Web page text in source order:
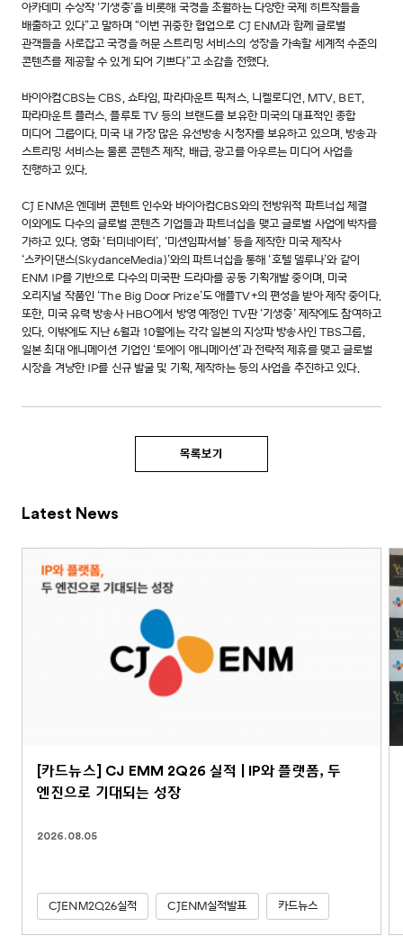
아카데미 수상작 ‘기생충’을 비롯해 국경을 초월하는 다양한 국제 히트작들을
배출하고 있다”고 말하며 “이번 귀중한 협업으로 CJ ENM과 함께 글로벌
관객들을 사로잡고 국경을 허문 스트리밍 서비스의 성장을 가속할 세계적 수준의
콘텐츠를 제공할 수 있게 되어 기쁘다”고 소감을 전했다.
바이아컴CBS는 CBS, 쇼타임, 파라마운트 픽처스, 니켈로디언, MTV, BET,
파라마운트 플러스, 플루토 TV 등의 브랜드를 보유한 미국의 대표적인 종합
미디어 그룹이다. 미국 내 가장 많은 유선방송 시청자를 보유하고 있으며, 방송과
스트리밍 서비스는 물론 콘텐츠 제작, 배급, 광고를 아우르는 미디어 사업을
진행하고 있다.
CJ ENM은 엔데버 콘텐트 인수와 바이아컴CBS와의 전방위적 파트너십 체결
이외에도 다수의 글로벌 콘텐츠 기업들과 파트너십을 맺고 글로벌 사업에 박차를
가하고 있다. 영화 ‘터미네이터’, ‘미션임파서블’ 등을 제작한 미국 제작사
‘스카이댄스(SkydanceMedia)’와의 파트너십을 통해 ‘호텔 델루나’와 같이
ENM IP를 기반으로 다수의 미국판 드라마를 공동 기획개발 중이며, 미국
오리지널 작품인 ‘The Big Door Prize’도 애플TV+의 편성을 받아 제작 중이다.
또한, 미국 유력 방송사 HBO에서 방영 예정인 TV판 ‘기생충’ 제작에도 참여하고
있다. 이밖에도 지난 6월과 10월에는 각각 일본의 지상파 방송사인 TBS그룹,
일본 최대 애니메이션 기업인 ‘토에이 애니메이션’과 전략적 제휴를 맺고 글로벌
시장을 겨냥한 IP를 신규 발굴 및 기획, 제작하는 등의 사업을 추진하고 있다.
목록보기
Latest News
[카드뉴스] CJ EMM 2Q26 실적 | IP와 플랫폼, 두
엔진으로 기대되는 성장
2026.08.05
CJENM2Q26실적 CJENM실적발표 카드뉴스